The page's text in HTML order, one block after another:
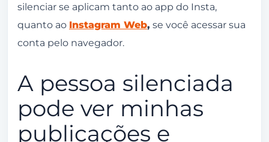
silenciar se aplicam tanto ao app do Insta,
quanto ao Instagram Web, se você acessar sua
conta pelo navegador.
A pessoa silenciada
pode ver minhas
publicações e